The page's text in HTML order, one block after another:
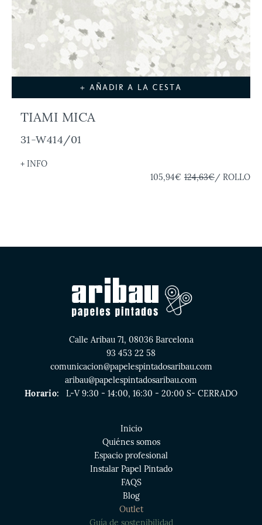
+ AÑADIR A LA CESTA
TIAMI MICA
31-W414/01
+ INFO
105,94€ 124,63€/ ROLLO
Calle Aribau 71, 08036 Barcelona
93 453 22 58
comunicacion@papelespintadosaribau.com
aribau@papelespintadosaribau.com
Horario:
L-V 9:30 - 14:00, 16:30 - 20:00 S- CERRADO
Inicio
Quiénes somos
Espacio profesional
Instalar Papel Pintado
FAQS
Blog
Outlet
Guía de sostenibilidad